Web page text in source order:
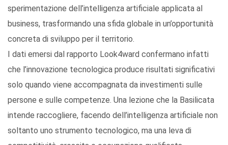
sperimentazione dell’intelligenza artificiale applicata al
business, trasformando una sfida globale in un’opportunità
concreta di sviluppo per il territorio.
I dati emersi dal rapporto Look4ward confermano infatti
che l’innovazione tecnologica produce risultati significativi
solo quando viene accompagnata da investimenti sulle
persone e sulle competenze. Una lezione che la Basilicata
intende raccogliere, facendo dell’intelligenza artificiale non
soltanto uno strumento tecnologico, ma una leva di